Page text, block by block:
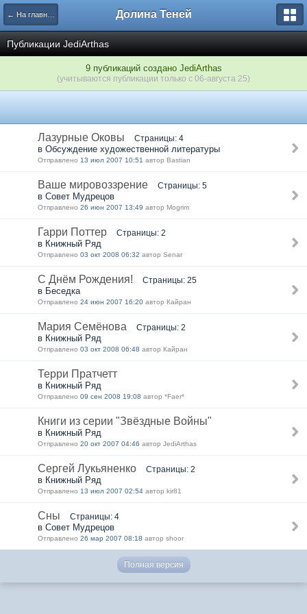
← На главную Долина Теней
Публикации JediArthas
9 публикаций создано JediArthas
(учитываются публикации только с 06-августа 25)
Лазурные Оковы Страницы: 4
в Обсуждение художественной литературы
Отправлено 13 июл 2007 10:51 автор Bastian
Ваше мировоззрение Страницы: 5
в Совет Мудрецов
Отправлено 26 июн 2007 13:49 автор Mogrim
Гарри Поттер Страницы: 2
в Книжный Ряд
Отправлено 03 окт 2008 06:32 автор Senar
С Днём Рождения! Страницы: 25
в Беседка
Отправлено 24 июн 2007 16:20 автор Кайран
Мария Семёнова Страницы: 2
в Книжный Ряд
Отправлено 03 окт 2008 06:48 автор Кайран
Терри Пратчетт
в Книжный Ряд
Отправлено 09 сен 2008 19:08 автор *Faer*
Книги из серии "Звёздные Войны"
в Книжный Ряд
Отправлено 20 окт 2007 04:46 автор JediArthas
Сергей Лукьяненко Страницы: 2
в Книжный Ряд
Отправлено 13 июл 2007 02:54 автор kir81
Сны Страницы: 4
в Совет Мудрецов
Отправлено 26 мар 2007 08:18 автор shoor
Полная версия